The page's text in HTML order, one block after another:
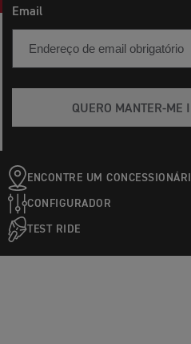
Email
QUERO MANTER-ME
ENCONTRE UM
CONFIGURADOR
TEST RIDE